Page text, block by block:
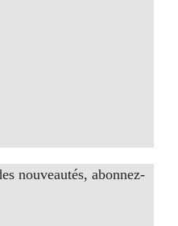
nouveautés, abonnez-